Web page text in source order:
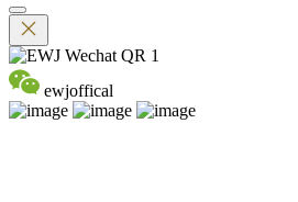
ewjoffical